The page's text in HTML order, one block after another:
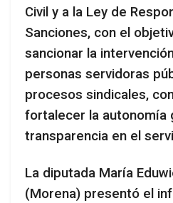
Civil y a la Ley de
Sanciones, con el
sancionar la
personas servidoras
procesos sindicales,
fortalecer la autonomía
transparencia en el
La diputada María
(Morena) presentó el